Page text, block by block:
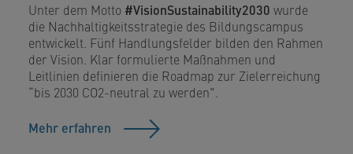
Unter dem Motto #VisionSustainability2030 wurde
die Nachhaltigkeitsstrategie des Bildungscampus
entwickelt. Fünf Handlungsfelder bilden den Rahmen
der Vision. Klar formulierte Maßnahmen und
Leitlinien definieren die Roadmap zur Zielerreichung
“bis 2030 CO2-neutral zu werden".
Mehr erfahren